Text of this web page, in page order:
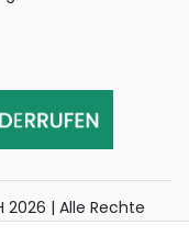
| Alle Rechte